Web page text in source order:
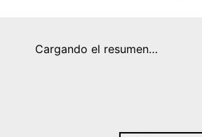
Cargando el resumen…